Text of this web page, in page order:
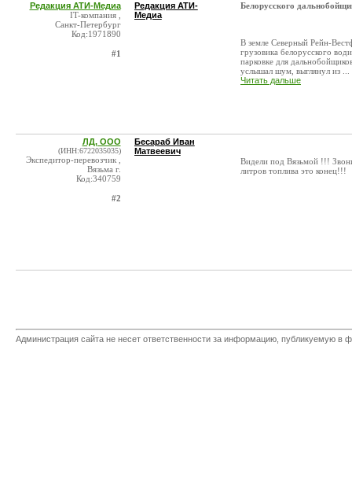
Редакция АТИ-Медиа
IT-компания ,
Санкт-Петербург
Код:1971890
#1
Редакция АТИ-
Медиа
Белорусского
В земле Северный Рейн-
грузовика белорусского
парковке для
услышал шум, выглянул из ...
Читать дальше
ЛД, ООО
(ИНН:6722035035)
Экспедитор-перевозчик ,
Вязьма г.
Код:340759
#2
Бесараб Иван
Матвеевич
Видели под Вязьмой !!!
литров топлива это конец!!!
Администрация сайта не несет ответственности за информацию, публикуемую